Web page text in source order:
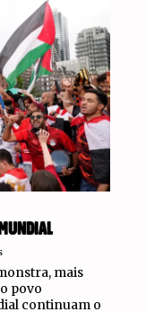
mais
povo
continuam o